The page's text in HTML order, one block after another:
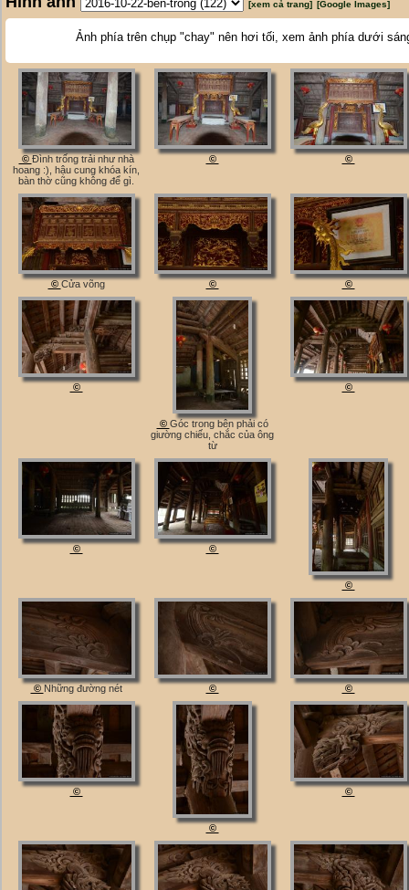
[xem cả trang] [Google Images]
Ảnh phía trên chụp "chay" nên hơi tối, xem ảnh phía dưới
© Đình trống trải như nhà
hoang :), hậu cung khóa kín,
bàn thờ cũng không để gì.
© ©
© Cửa võng © ©
©
© Góc trong bên phải có
giường chiếu, chắc của ông
từ
©
© ©
©
© Những đường nét © ©
©
©
©